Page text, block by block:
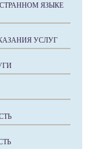
ЯЗЫКЕ
УСЛУГ